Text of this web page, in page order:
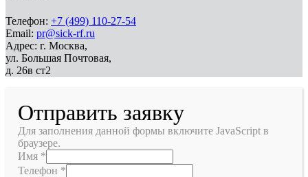
Телефон: +7 (499) 110-27-54
Email: pr@sick-rf.ru
Адрес: г. Москва,
ул. Большая Почтовая,
д. 26в ст2
Отправить заявку
Для заполнения данной формы включите JavaScript в
браузере.
Имя *
Телефон *